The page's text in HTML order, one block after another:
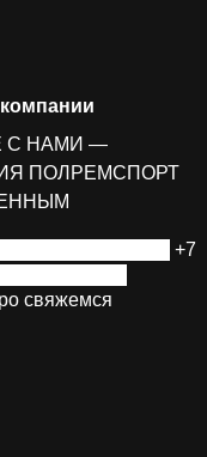
С НАМИ —
ПОЛРЕМСПОРТ
+7
свяжемся